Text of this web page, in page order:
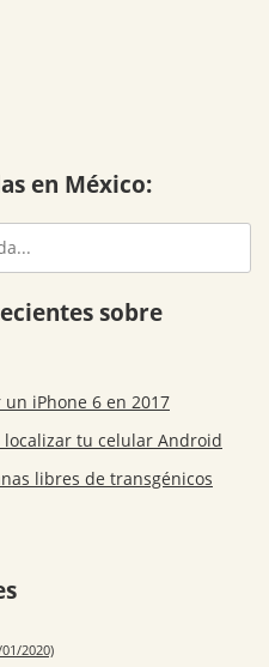
en México:
sobre
iPhone 6 en 2017
tu celular Android
libres de transgénicos
2020)